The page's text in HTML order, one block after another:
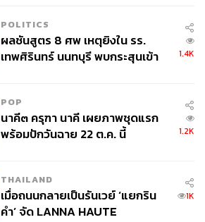
POLITICS
ผลชันสูตร 8 ศพ เหตุยิงใน รร.
เทพศิรินทร์ นนทบุรี พบกระสุนเข้า
1.4K
POP
นาคี๓ ครุฑา นาคี เผยภาพชุดแรก
พร้อมปักวันฉาย 22 ต.ค. นี้
1.2K
THAILAND
เมื่อถนนกลายเป็นรันเวย์ ‘แยกริน
คำ’ จัด LANNA HAUTE
1K